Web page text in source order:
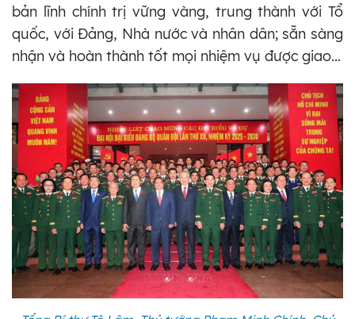
bản lĩnh chính trị vững vàng, trung thành với Tổ
quốc, với Đảng, Nhà nước và nhân dân; sẵn sàng
nhận và hoàn thành tốt mọi nhiệm vụ được giao...